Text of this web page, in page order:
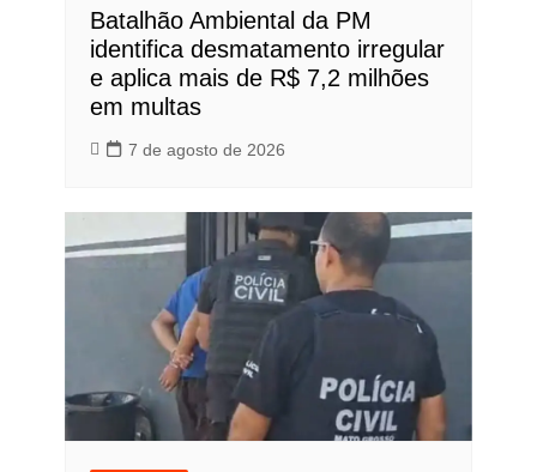
Batalhão Ambiental da PM
identifica desmatamento irregular
e aplica mais de R$ 7,2 milhões
em multas
7 de agosto de 2026